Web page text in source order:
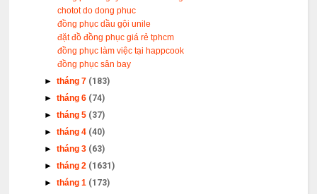
chotot do dong phuc
đồng phục dầu gội unile
đặt đồ đồng phục giá rẻ tphcm
đồng phục làm việc tại happcook
đồng phục sân bay
►tháng 7 (183)
►tháng 6 (74)
►tháng 5 (37)
►tháng 4 (40)
►tháng 3 (63)
►tháng 2 (1631)
►tháng 1 (173)